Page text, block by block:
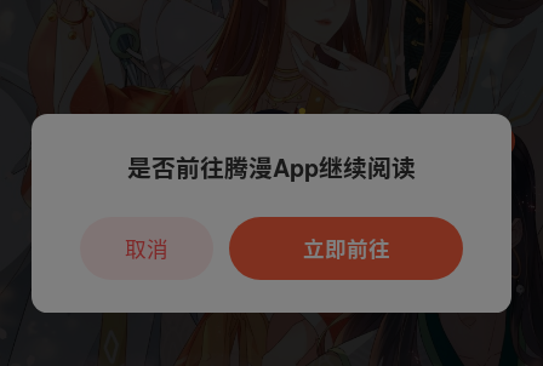
本章节仅支持App阅读，可打开App新用
户7天免费看
是否前往腾漫App继续阅读
立即前往
取消